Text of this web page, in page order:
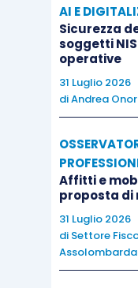
AI E
Sicurezza
soggetti
operative
31 Luglio 2026
diAndrea
Affitti e
proposta di
31 Luglio 2026
di Settore
Assolombarda